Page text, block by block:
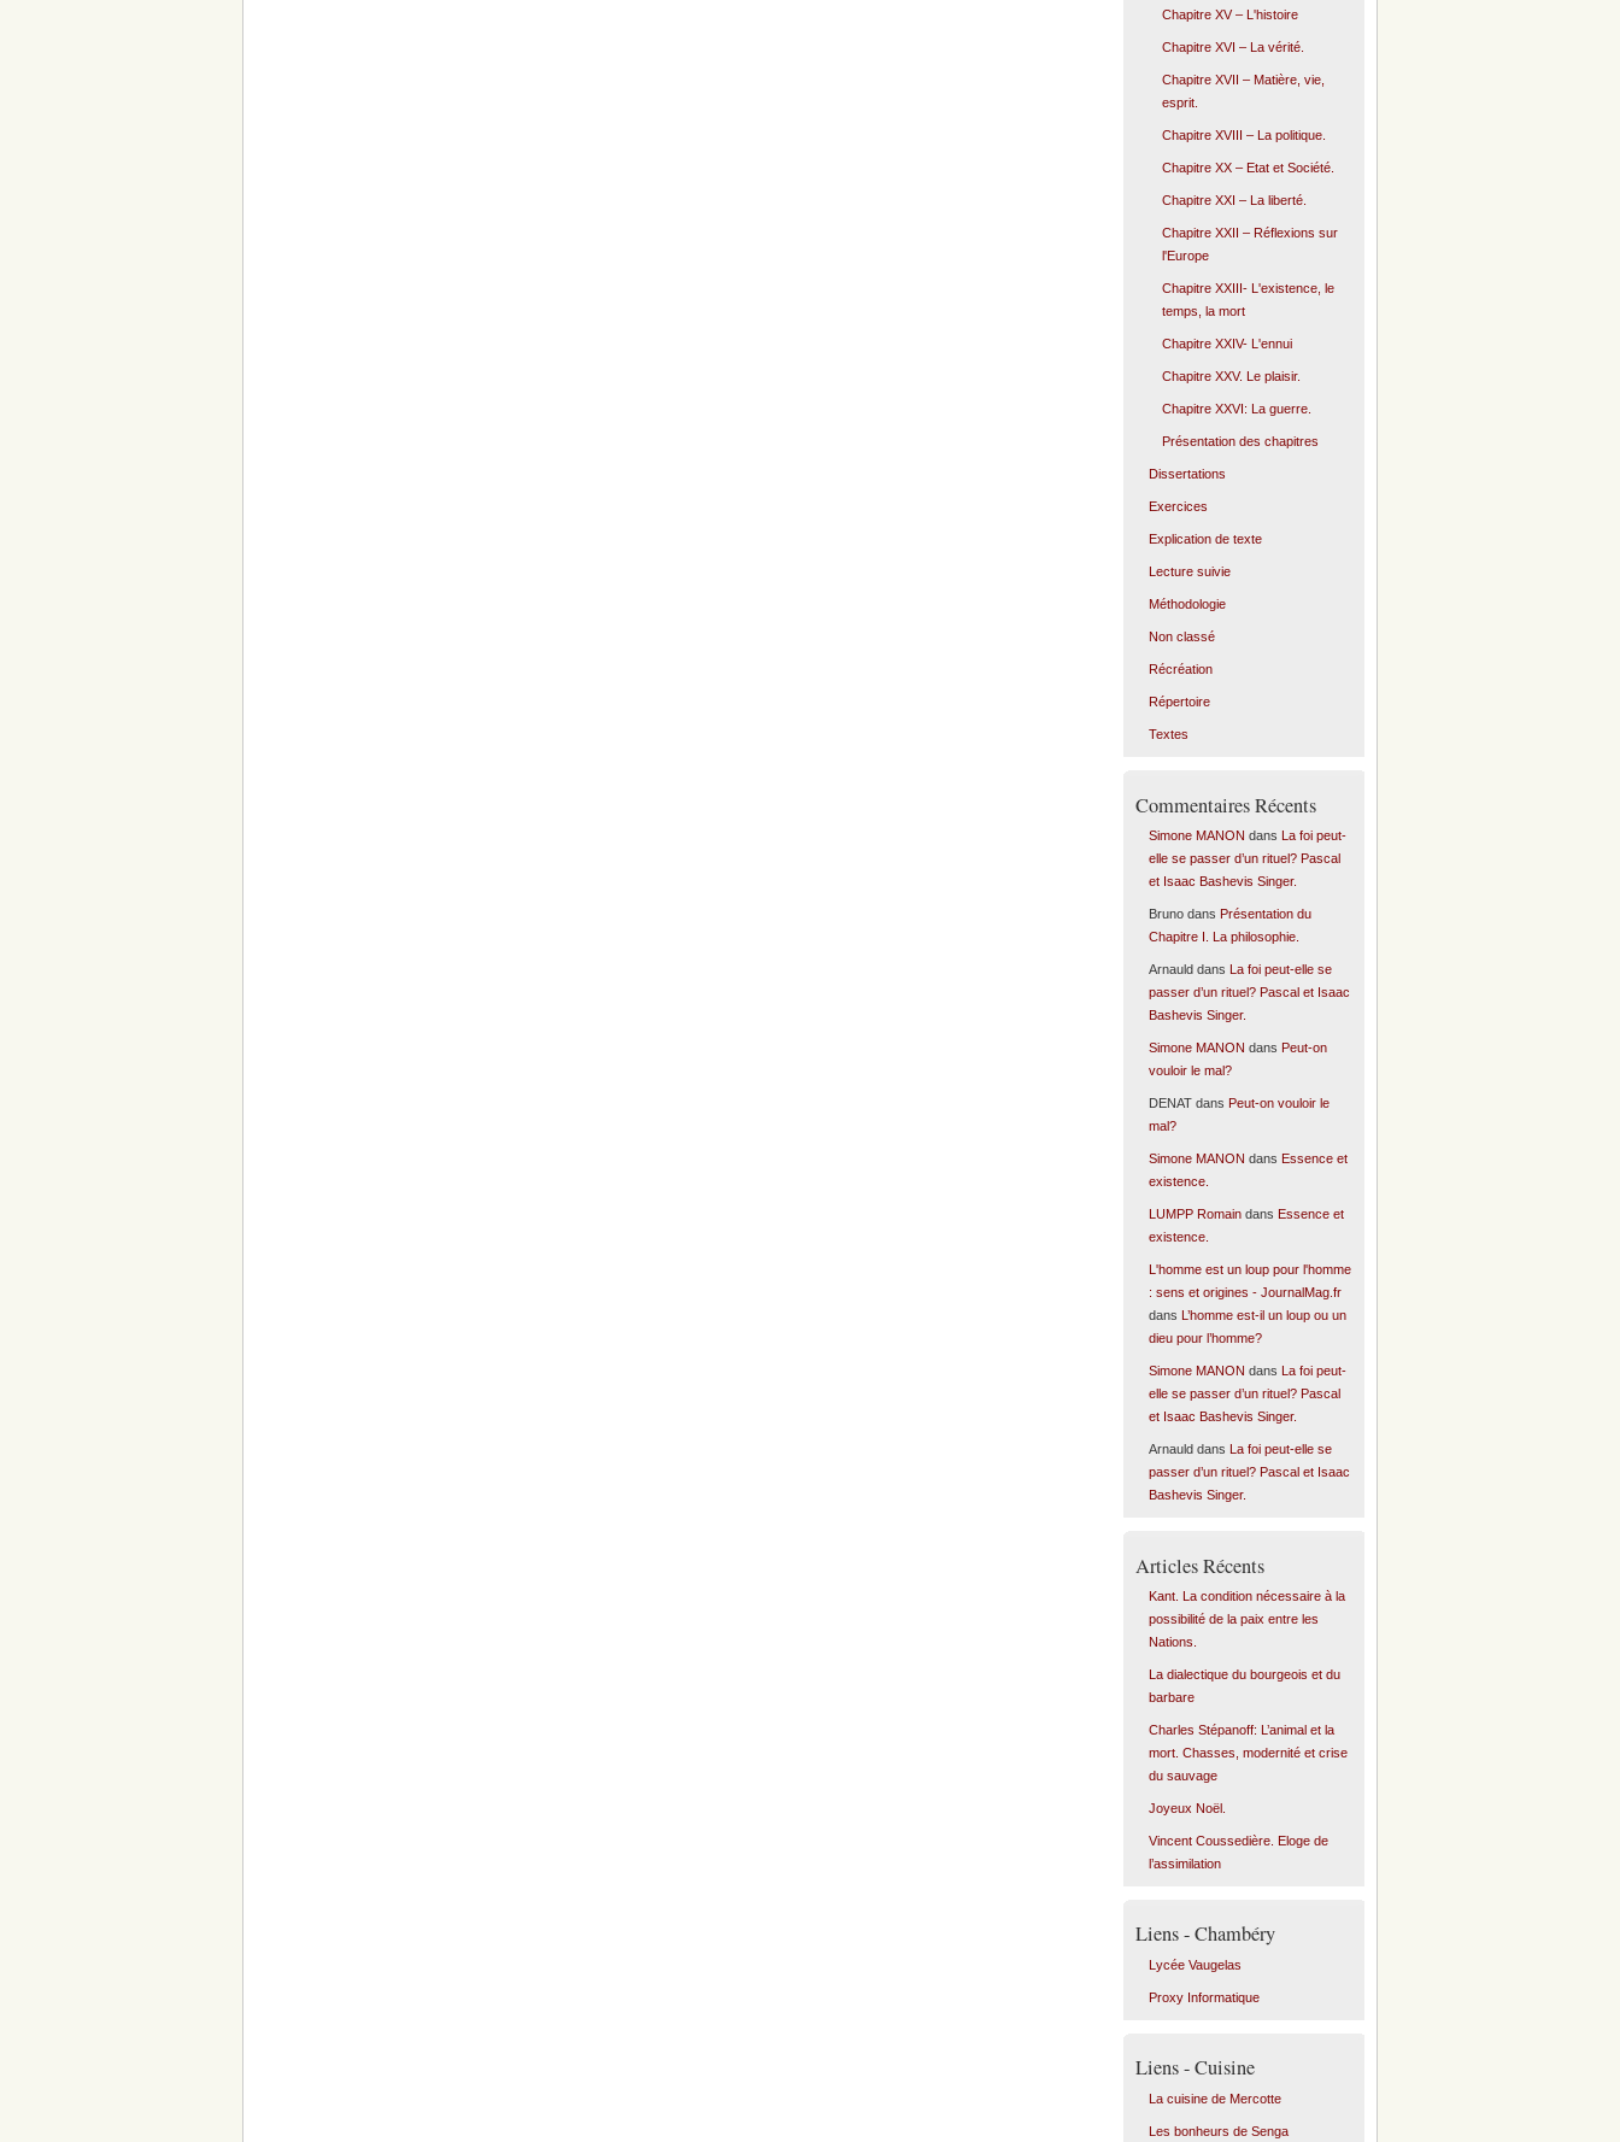
Chapitre XV – L'histoire
Chapitre XVI – La vérité.
Chapitre XVII – Matière, vie,
esprit.
Chapitre XVIII – La politique.
Chapitre XX – Etat et Société.
Chapitre XXI – La liberté.
Chapitre XXII – Réflexions sur
l'Europe
Chapitre XXIII- L'existence, le
temps, la mort
Chapitre XXIV- L'ennui
Chapitre XXV. Le plaisir.
Chapitre XXVI: La guerre.
Présentation des chapitres
Dissertations
Exercices
Explication de texte
Lecture suivie
Méthodologie
Non classé
Récréation
Répertoire
Textes
Commentaires Récents
Simone MANON dans
La foi peut-
elle se passer d’un rituel? Pascal
et Isaac Bashevis Singer.
Brunodans Présentation du
Chapitre I. La philosophie.
Arnauld dans
La foi peut-elle se
passer d’un rituel? Pascal et Isaac
Bashevis Singer.
Simone MANON dans Peut-on
vouloir le mal?
DENATdans Peut-on vouloir le
mal?
Simone MANON dans Essence et
existence.
LUMPP Romaindans Essence et
existence.
L'homme est un loup pour l'homme
: sens et origines - JournalMag.fr
dans
L’homme est-il un loup ou un
dieu pour l’homme?
Simone MANON dans
La foi peut-
elle se passer d’un rituel? Pascal
et Isaac Bashevis Singer.
Arnauld dans
La foi peut-elle se
passer d’un rituel? Pascal et Isaac
Bashevis Singer.
Articles Récents
Kant. La condition nécessaire à la
possibilité de la paix entre les
Nations.
La dialectique du bourgeois et du
barbare
Charles Stépanoff: L’animal et la
mort. Chasses, modernité et crise
du sauvage
Joyeux Noël.
Vincent Coussedière. Eloge de
l’assimilation
Liens - Chambéry
Lycée Vaugelas
Proxy Informatique
Liens - Cuisine
La cuisine de Mercotte
Les bonheurs de Senga